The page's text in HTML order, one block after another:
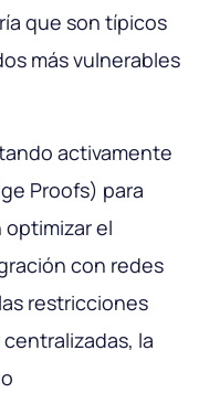
que son típicos
más vulnerables
activamente
Proofs) para
optimizar el
con redes
restricciones
la